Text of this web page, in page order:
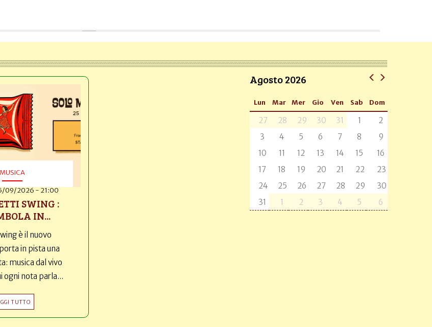
MUSICA
09/2026 - 21:00
SWING :
IN...
è il nuovo
in pista una
musica dal vivo
ogni nota parla...
TUTTO
Agosto 2026
Lun Mar Mer Gio Ven Sab Dom
27 28 29 30 31 1
2
3
4 5 6 7 8
9
10
11 12 13 14 15
16
17
18 19 20 21 22
23
24
25 26 27 28 29
30
31
1 2 3 4 5 6